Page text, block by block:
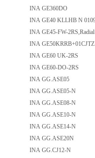
INA GE360DO
INA GE40 KLLHB N
INA GE45-FW-
INA
INA GE60 UK-2RS
INA GE60-DO-2RS
INA GG.ASE05
INA GG.ASE05-N
INA GG.ASE08-N
INA GG.ASE10-N
INA GG.ASE14-N
INA GG.ASE20N
INA GG.CJ12-N